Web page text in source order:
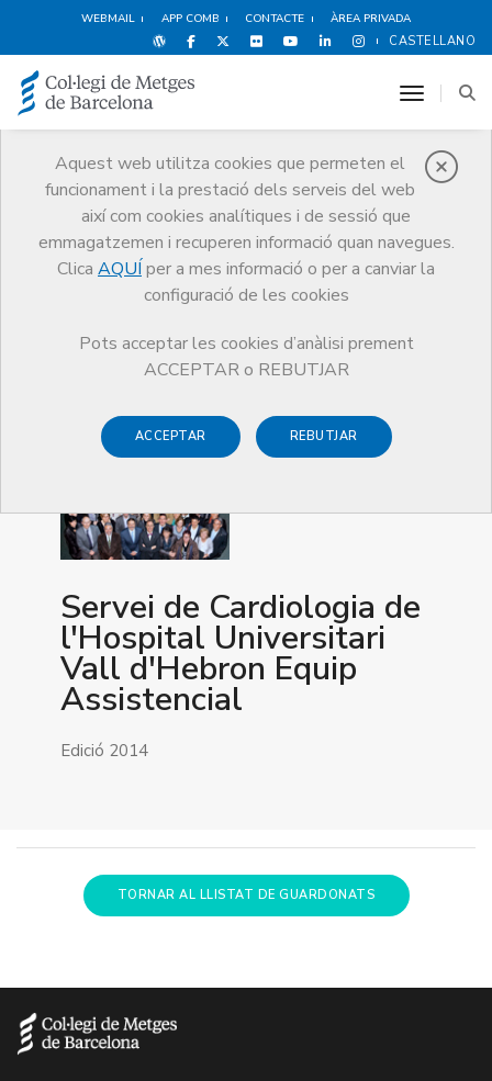
WEBMAIL APP COMB CONTACTE ÀREA PRIVADA
CASTELLANO
Aquest web utilitza cookies que permeten el
funcionament i la prestació dels serveis del web
així com cookies analítiques i de sessió que
emmagatzemen i recuperen informació quan navegues.
Clica AQUÍ per a mes informació o per a canviar la
configuració de les cookies
Pots acceptar les cookies d’anàlisi prement
ACCEPTAR o REBUTJAR
ACCEPTAR REBUTJAR
toggle
Premis
Premis Guardonat Edició 2014
Guardonat Edició 2014
Servei de Cardiologia de
l'Hospital Universitari
Vall d'Hebron Equip
Assistencial
Edició 2014
TORNAR AL LLISTAT DE GUARDONATS